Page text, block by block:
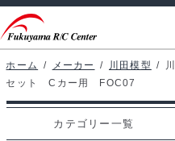
ビ
ゲ
ー
シ
ン
テ
ン
ツ
ホームページ
マイアカウント
ホーム / メーカー / 川田模型 /
セット Cカー用 FOC07
カテゴリー一覧